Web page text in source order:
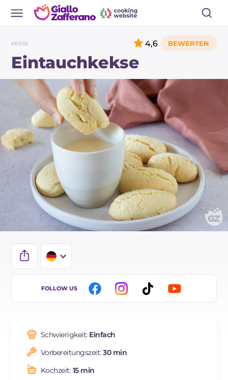
KEKSE
Eintauchkekse
4,6
IT
FR
BR
NL
FOLLOW US
Schwierigkeit: Einfach
Vorbereitungszeit:30 min
Kochzeit:15 min